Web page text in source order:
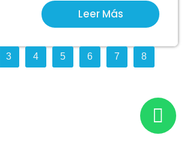
Leer Más
3 4 5 6 7 8